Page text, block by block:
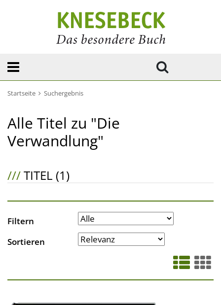
Startseite Suchergebnis
Alle Titel zu "Die
Verwandlung"
///TITEL (1)
Filtern
Sortieren